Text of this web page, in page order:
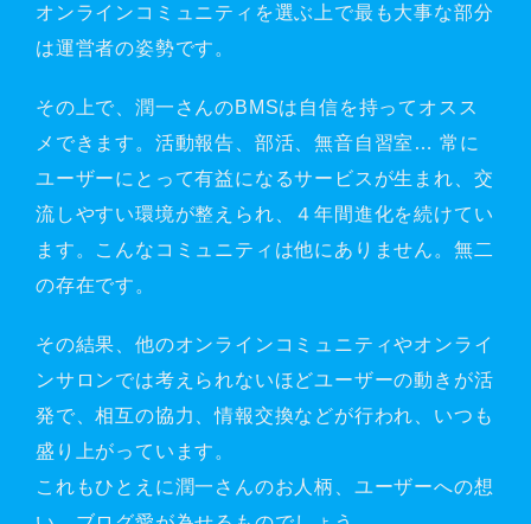
オンラインコミュニティを選ぶ上で最も大事な部分
は運営者の姿勢です。
その上で、潤一さんのBMSは自信を持ってオスス
メできます。活動報告、部活、無音自習室… 常に
ユーザーにとって有益になるサービスが生まれ、交
流しやすい環境が整えられ、４年間進化を続けてい
ます。こんなコミュニティは他にありません。無二
の存在です。
その結果、他のオンラインコミュニティやオンライ
ンサロンでは考えられないほどユーザーの動きが活
発で、相互の協力、情報交換などが行われ、いつも
盛り上がっています。
これもひとえに潤一さんのお人柄、ユーザーへの想